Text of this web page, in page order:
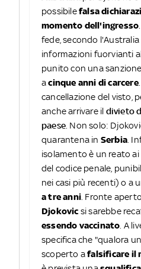
possibilefalsa
momento dell'ingresso
fede, secondo
informazioni fuorvianti
punito con una
acinque anni di carcere
cancellazione del visto,
anche arrivare il divieto
paese . Non solo:
quarantena in Serbia .
isolamento è un reato
del codice penale,
nei casi più recenti) o a
a tre anni . Fronte
Djokovic si sarebbe
essendo vaccinato . A
specifica che "qualora
scoperto afalsificare il